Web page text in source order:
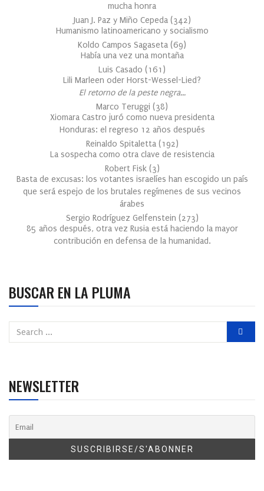
mucha honra
Juan J. Paz y Miño Cepeda (342)
Humanismo latinoamericano y socialismo
Koldo Campos Sagaseta (69)
Había una vez una montaña
Luis Casado (161 )
Lili Marleen oder Horst-Wessel-Lied?
El retorno de la peste negra…
Marco Teruggi (38)
Xiomara Castro juró como nueva presidenta
Honduras: el regreso 12 años después
Reinaldo Spitaletta (192)
La sospecha como otra clave de resistencia
Robert Fisk (3)
Basta de excusas: los votantes israelíes han escogido un país
que será espejo de los brutales regímenes de sus vecinos
árabes
Sergio Rodríguez Gelfenstein (273)
85 años después, otra vez Rusia está haciendo la mayor
contribución en defensa de la humanidad.
BUSCAR EN LA PLUMA
NEWSLETTER